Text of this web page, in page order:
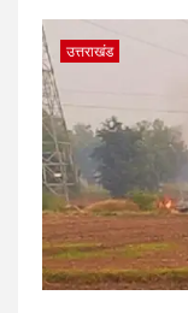
उत्तराखंड